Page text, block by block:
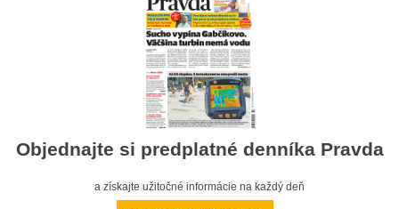
Objednajte si predplatné denníka Pravda
a získajte užitočné informácie na každý deň